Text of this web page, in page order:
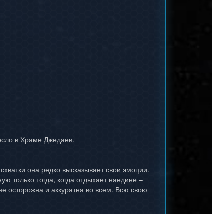
в Храме Джедаев.
она редко высказывает свои эмоции.
только тогда, когда отдыхает наедине –
осторожна и аккуратна во всем. Всю свою